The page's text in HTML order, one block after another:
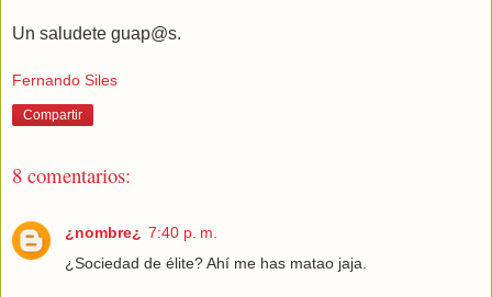
Un saludete guap@s.
Fernando Siles
Compartir
8 comentarios:
¿nombre¿ 7:40 p. m.
¿Sociedad de élite? Ahí me has matao jaja.